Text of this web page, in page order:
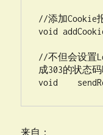
//添加Cookie
void
//不但会设置
成303的状态
void
来自：